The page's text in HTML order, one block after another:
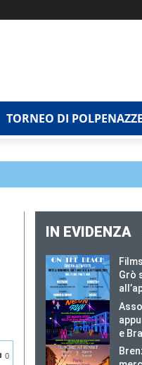
TORNEO DI POLPENAZZE
0
IN EVIDENZA
Grò
e